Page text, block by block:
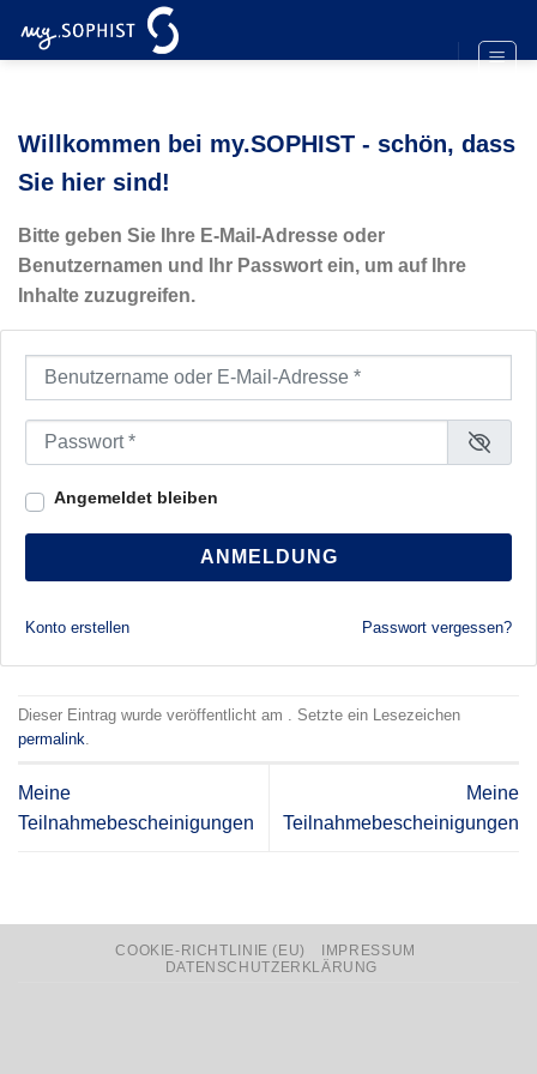
Inhalt
Willkommen bei my.SOPHIST - schön, dass
Sie hier sind!
Bitte geben Sie Ihre E-Mail-Adresse oder
Benutzernamen und Ihr Passwort ein, um auf Ihre
Inhalte zuzugreifen.
Benutzername oder E-Mail-Adresse
Passwort
Angemeldet bleiben
ANMELDUNG
Konto erstellen Passwort vergessen?
Dieser Eintrag wurde veröffentlicht am . Setzte ein Lesezeichen
permalink.
Meine
Teilnahmebescheinigungen
Meine
Teilnahmebescheinigungen
COOKIE-RICHTLINIE (EU)
IMPRESSUM
DATENSCHUTZERKLÄRUNG